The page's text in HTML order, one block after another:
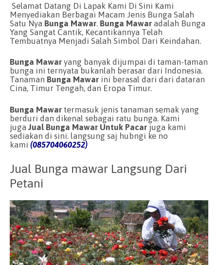
Selamat Datang Di Lapak Kami Di Sini Kami
Menyediakan Berbagai Macam Jenis Bunga Salah
Satu Nya Bunga Mawar. Bunga Mawar adalah Bunga
Yang Sangat Cantik, Kecantikannya Telah
Tembuatnya Menjadi Salah Simbol Dari Keindahan.
Bunga Mawar yang banyak dijumpai di taman-taman
bunga ini ternyata bukanlah berasar dari Indonesia.
Tanaman Bunga Mawar ini berasal dari dari dataran
Cina, Timur Tengah, dan Eropa Timur.
Bunga Mawar termasuk jenis tanaman semak yang
berduri dan dikenal sebagai ratu bunga. Kami
juga Jual Bunga Mawar Untuk Pacar juga kami
sediakan di sini. langsung saj hubngi ke no
kami (085704060252)
Jual Bunga mawar Langsung Dari
Petani